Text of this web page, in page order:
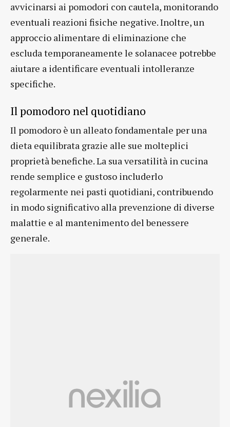
avvicinarsi ai pomodori con cautela, monitorando
eventuali reazioni fisiche negative. Inoltre, un
approccio alimentare di eliminazione che
escluda temporaneamente le solanacee potrebbe
aiutare a identificare eventuali intolleranze
specifiche.
Il pomodoro nel quotidiano
Il pomodoro è un alleato fondamentale per una
dieta equilibrata grazie alle sue molteplici
proprietà benefiche. La sua versatilità in cucina
rende semplice e gustoso includerlo
regolarmente nei pasti quotidiani, contribuendo
in modo significativo alla prevenzione di diverse
malattie e al mantenimento del benessere
generale.